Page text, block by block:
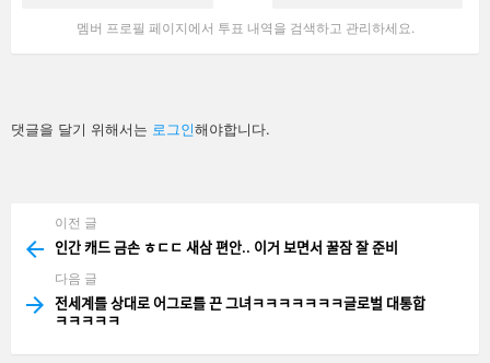
멤버 프로필 페이지에서 투표 내역을 검색하고 관리하세요.
답
글
댓글을 달기 위해서는 로그인해야합니다.
more
이전 글
인간 캐드 금손 ㅎㄷㄷ 새삼 편안.. 이거 보면서 꿀잠 잘 준비
다음 글
전세계를 상대로 어그로를 끈 그녀ㅋㅋㅋㅋㅋㅋㅋ글로벌 대통합
ㅋㅋㅋㅋㅋ